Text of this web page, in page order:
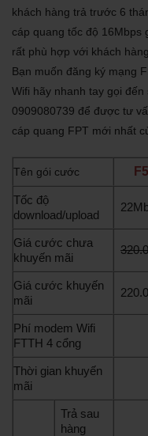
khách hàng trả trước 6
cáp quang tốc độ 16Mbps
rất phù hợp với khách
Bạn muốn đăng ký mạng
Wifi hãy nhanh tay gọi
0909080739 để được tư
cáp quang FPT mới nhất
Tên gói cước F5
Tốc độ
download/upload
Giá cước chưa
khuyến mãi
Giá cước khuyến
mãi
Phí modem Wifi
FTTH 4 cổng
Thời gian khuyến
mãi
Trả sau
hàng